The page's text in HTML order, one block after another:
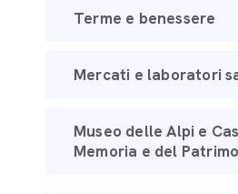
Terme e benessere
Mercati e laboratori
Museo delle Alpi e
Memoria e del